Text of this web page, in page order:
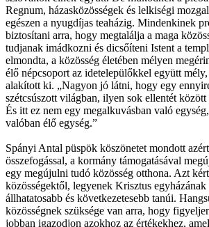
Regnum, házasközösségek és lelkiségi
egészen a nyugdíjas teaházig. Mindenkinek
biztosítani arra, hogy megtalálja a maga
tudjanak imádkozni és dicsőíteni Istent a
elmondta, a közösség életében mélyen
élő népcsoport az idetelepülőkkel együtt
alakított ki. „Nagyon jó látni, hogy egy
szétcsúszott világban, ilyen sok ellentét között
És itt ez nem egy megalkuvásban való
valóban élő egység.”
Spányi Antal püspök köszönetet mondott
összefogással, a kormány támogatásával
egy megújulni tudó közösség otthona. Azt
közösségektől, legyenek Krisztus egyházának
állhatatosabb és következetesebb tanúi.
közösségnek szüksége van arra, hogy
jobban igazodjon azokhoz az értékekhez,